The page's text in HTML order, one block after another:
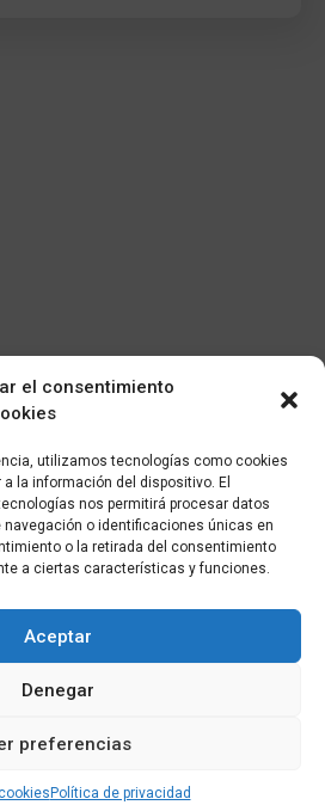
el consentimiento
utilizamos tecnologías como cookies
la información del dispositivo. El
nos permitirá procesar datos
o identificaciones únicas en
o la retirada del consentimiento
a ciertas características y funciones.
Aceptar
Denegar
preferencias
Política de privacidad